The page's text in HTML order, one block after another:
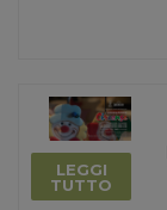
LEGGI
TUTTO